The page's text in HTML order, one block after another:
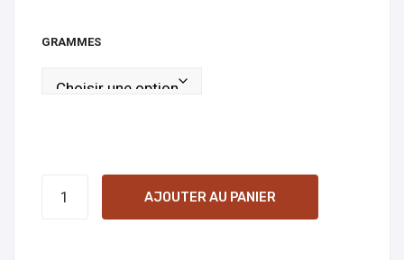
GRAMMES
quantité
AJOUTER AU PANIER